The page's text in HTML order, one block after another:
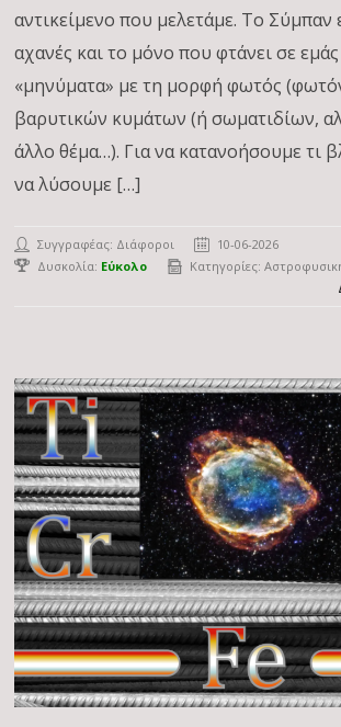
αντικείμενο που μελετάμε. Το Σύμπαν
αχανές και το μόνο που φτάνει σε εμάς
«μηνύματα» με τη μορφή φωτός
βαρυτικών κυμάτων (ή σωματιδίων,
άλλο θέμα…). Για να κατανοήσουμε τι
να λύσουμε […]
Συγγραφέας: Διάφοροι
10-06-2026
Δυσκολία: Εύκολο Κατηγορίες: